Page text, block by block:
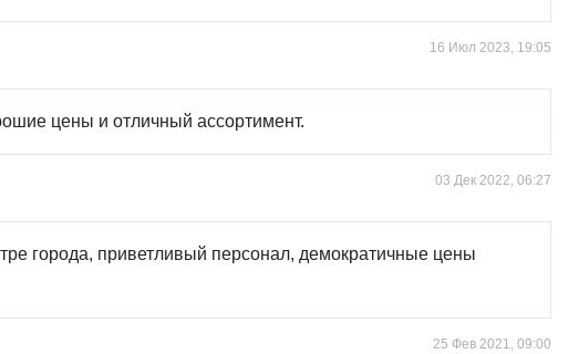
16 Июл 2023, 19:05
цены и отличный ассортимент.
03 Дек 2022, 06:27
города, приветливый персонал, демократичные цены
25 Фев 2021, 09:00